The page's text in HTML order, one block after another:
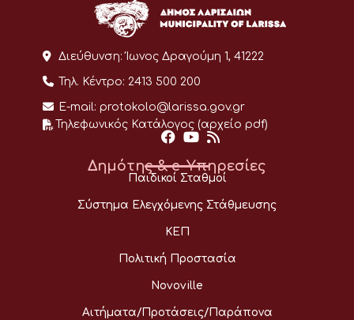
Διεύθυνση: Ίωνος Δραγούμη 1, 41222
Τηλ. Κέντρο: 2413 500 200
E-mail: protokolo@larissa.gov.gr
Τηλεφωνικός Κατάλογος (αρχείο pdf)
Δημότης & e-Υπηρεσίες
Παιδικοί Σταθμοί
Σύστημα Ελεγχόμενης Στάθμευσης
ΚΕΠ
Πολιτική Προστασία
Novoville
Αιτήματα/Προτάσεις/Παράπονα